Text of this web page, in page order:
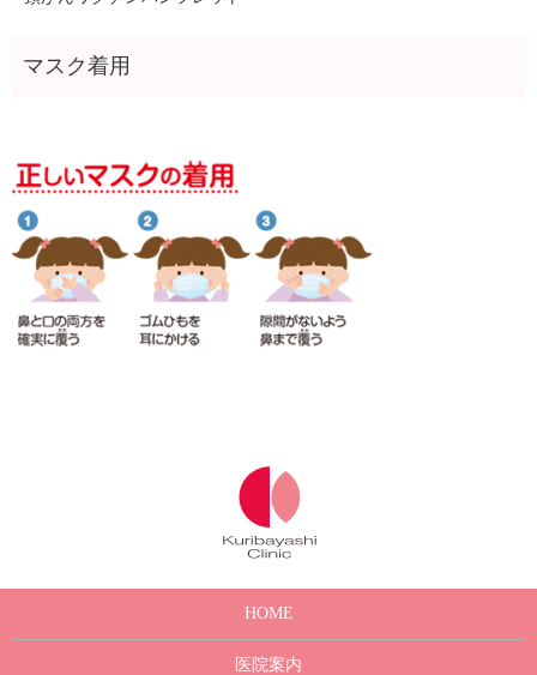
HOME
医院案内